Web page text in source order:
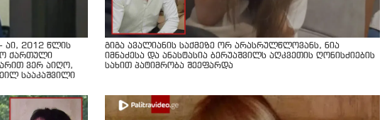
აი, 2012 წლის
ქართული
ვერ აიღო,
სააკაშვილი
გიგა ავალიანის საქმეზე ორ არასრულწლოვანს, ნია
იმნაძესა და ანასტასია ბერუაშვილს აღკვეთის ღონისძიების
სახით პატიმრობა შეეფარდა